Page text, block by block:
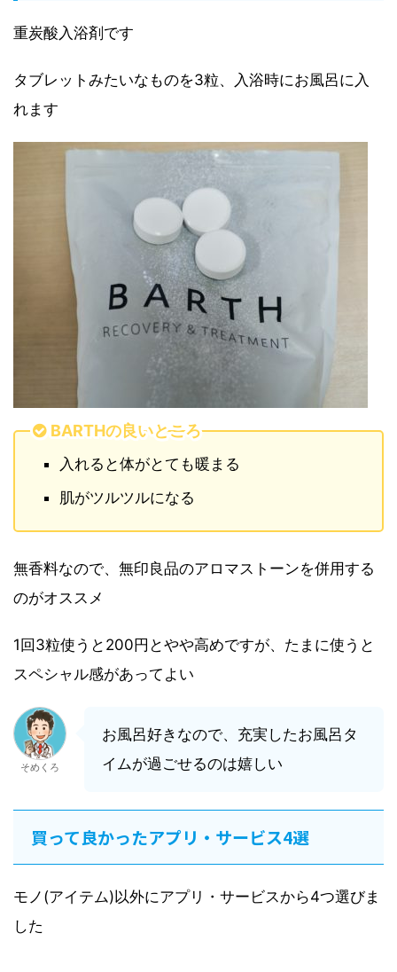
重炭酸入浴剤です
タブレットみたいなものを3粒、入浴時にお風呂に入
れます
BARTHの良いところ
入れると体がとても暖まる
肌がツルツルになる
無香料なので、無印良品のアロマストーンを併用する
のがオススメ
1回3粒使うと200円とやや高めですが、たまに使うと
スペシャル感があってよい
そめくろ
お風呂好きなので、充実したお風呂タ
イムが過ごせるのは嬉しい
買って良かったアプリ・サービス4選
モノ(アイテム)以外にアプリ・サービスから4つ選びま
した